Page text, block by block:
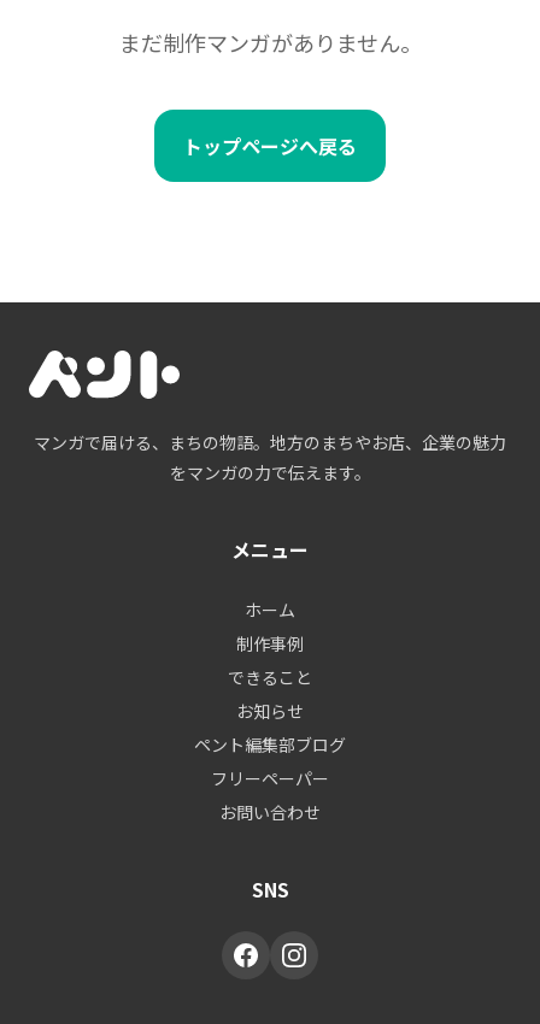
まだ制作マンガがありません。
トップページへ戻る
マンガで届ける、まちの物語。地方のまちやお店、企業の魅力
をマンガの力で伝えます。
メニュー
ホーム
制作事例
できること
お知らせ
ペント編集部ブログ
フリーペーパー
お問い合わせ
SNS